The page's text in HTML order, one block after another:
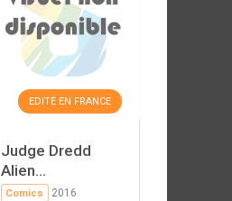
EDITÉ EN FRANCE
Judge Dredd
Alien...
Comics 2016